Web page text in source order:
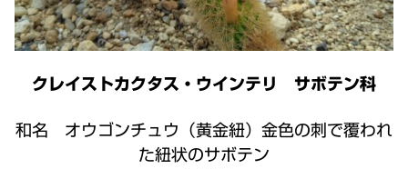
クレイストカクタス・ウインテリ サボテン科
和名 オウゴンチュウ（黄金紐）金色の刺で覆われ
た紐状のサボテン